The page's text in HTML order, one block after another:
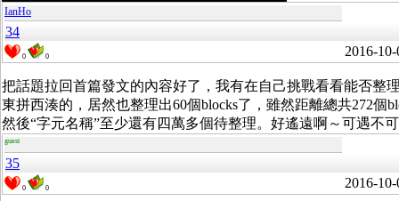
IanHo
34
0 0 2016-10-
把話題拉回首篇發文的內容好了，我有在自己挑戰看看能否整
東拼西湊的，居然也整理出60個blocks了，雖然距離總共272個
然後“字元名稱”至少還有四萬多個待整理。好遙遠啊～可遇不
guest
35
0 0 2016-10-